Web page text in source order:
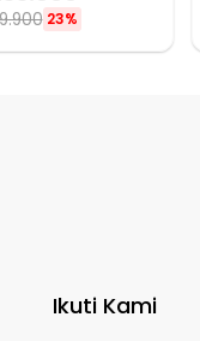
23%
Ikuti Kami